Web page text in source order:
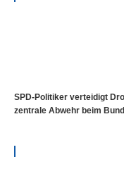
SPD-Politiker verteidigt
zentrale Abwehr beim Bund